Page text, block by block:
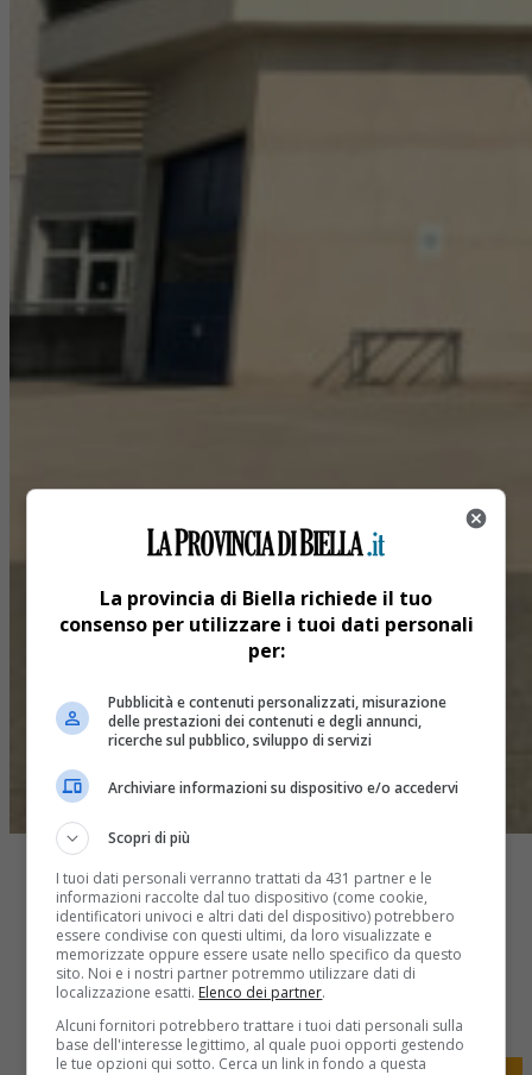
Share
Tweet
La provincia di Biella richiede il tuo
consenso per utilizzare i tuoi dati personali
per:
Pubblicità e contenuti personalizzati, misurazione
delle prestazioni dei contenuti e degli annunci,
ricerche sul pubblico, sviluppo di servizi
Archiviare informazioni su dispositivo e/o accedervi
Scopri di più
I tuoi dati personali verranno trattati da 431 partner e le
informazioni raccolte dal tuo dispositivo (come cookie,
identificatori univoci e altri dati del dispositivo) potrebbero
essere condivise con questi ultimi, da loro visualizzate e
memorizzate oppure essere usate nello specifico da questo
sito. Noi e i nostri partner potremmo utilizzare dati di
localizzazione esatti. Elenco dei partner.
Alcuni fornitori potrebbero trattare i tuoi dati personali sulla
base dell'interesse legittimo, al quale puoi opporti gestendo
le tue opzioni qui sotto. Cerca un link in fondo a questa